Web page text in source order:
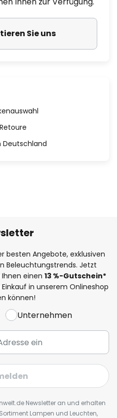
Sie uns
Deutschland
besten Angebote, exklusiven
Beleuchtungstrends. Jetzt
einen 13 %-Gutschein*
in unserem Onlineshop
können!
Unternehmen
Newsletter an und erhalten
Lampen und Leuchten,